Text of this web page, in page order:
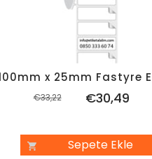
x 25mm Fastyre
€30,49
€33,22
Sepete Ekle